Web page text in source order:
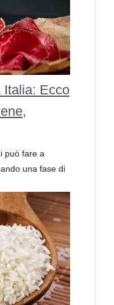
Italia: Ecco
può fare a
una fase di